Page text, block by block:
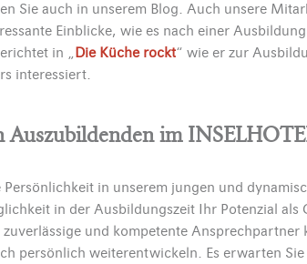
Sie auch in unserem Blog. Auch unsere
Einblicke, wie es nach einer
in „ Die Küche rockt“ wie er zur
interessiert.
Auszubildenden im
in unserem jungen und
in der Ausbildungszeit Ihr Potenzial als
und kompetente Ansprechpartner
persönlich weiterentwickeln. Es erwarten